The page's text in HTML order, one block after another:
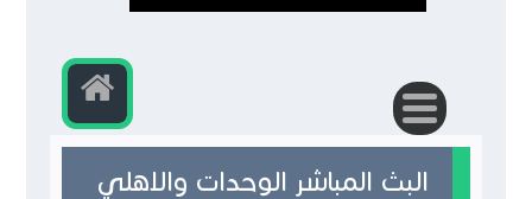
البث المباشر الوحدات والاهلي